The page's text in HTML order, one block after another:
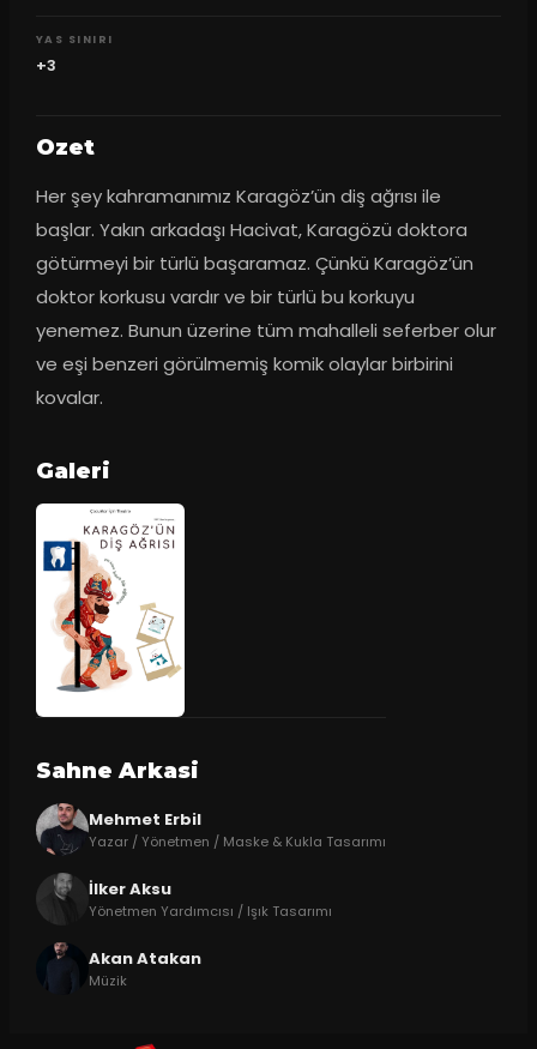
YAS SINIRI
+3
Ozet
Her şey kahramanımız Karagöz’ün diş ağrısı ile
başlar. Yakın arkadaşı Hacivat, Karagözü doktora
götürmeyi bir türlü başaramaz. Çünkü Karagöz’ün
doktor korkusu vardır ve bir türlü bu korkuyu
yenemez. Bunun üzerine tüm mahalleli seferber olur
ve eşi benzeri görülmemiş komik olaylar birbirini
kovalar.
Galeri
Sahne Arkasi
Mehmet Erbil
Yazar / Yönetmen / Maske & Kukla Tasarımı
İlker Aksu
Yönetmen Yardımcısı / Işık Tasarımı
Akan Atakan
Müzik